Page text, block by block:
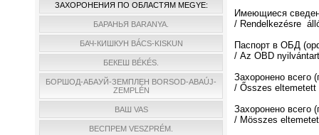
ЗАХОРОНЕНИЯ ПО ОБЛАСТЯМ MEGYE:
БАРАНЬЯ BARANYA.
БАЧ-КИШКУН BÁCS-KISKUN
БЕКЕШ BÉKÉS.
БОРШОД-АБАУЙ-ЗЕМПЛЕН BORSOD-ABAÚJ-
ZEMPLÉN
ВАШ VAS
ВЕСПРЕМ VESZPRÉM.
Имеющиеся
/ Rendelkezésre
Паспорт в ОБД
/ Az OBD
Захоронено всего
/ Ősszes eltemetett
Захоронено всего
/ Мösszes